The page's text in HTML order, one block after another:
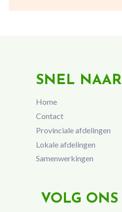
SNEL NAAR
Home
Contact
Provinciale afdelingen
Lokale afdelingen
Samenwerkingen
VOLG ONS